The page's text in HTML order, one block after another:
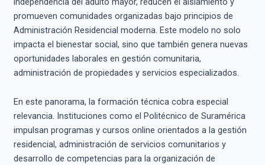
promueven comunidades organizadas bajo principios de
Administración Residencial moderna. Este modelo no solo
impacta el bienestar social, sino que también genera nuevas
oportunidades laborales en gestión comunitaria,
administración de propiedades y servicios especializados.
En este panorama, la formación técnica cobra especial
relevancia. Instituciones como el Politécnico de Suramérica
impulsan programas y cursos online orientados a la gestión
residencial, administración de servicios comunitarios y
desarrollo de competencias para la organización de